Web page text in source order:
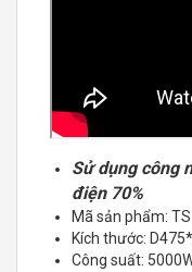
Sử dụng công
điện 70%
Mã sản phẩm:
Kích thước:
Công suất: